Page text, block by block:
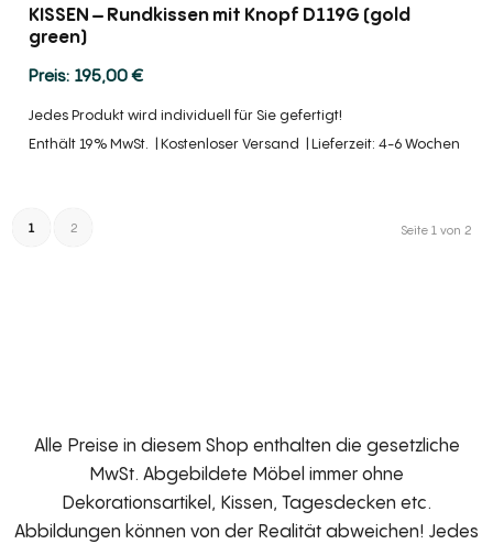
KISSEN – Rundkissen mit Knopf D119G (gold
green)
195,00€
Jedes Produkt wird individuell für Sie gefertigt!
Enthält 19% MwSt.
Kostenloser Versand Lieferzeit: 4-6 Wochen
Seite 1 von 2
1 2
Alle Preise in diesem Shop enthalten die gesetzliche
MwSt. Abgebildete Möbel immer ohne
Dekorationsartikel, Kissen, Tagesdecken etc.
Abbildungen können von der Realität abweichen! Jedes